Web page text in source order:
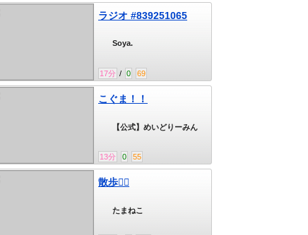
ラジオ #839251065
17分 / 0 69
Soya.
こぐま！！
13分 0 55
【公式】めいどりーみん
散歩🚶‍♀️
たまねこ